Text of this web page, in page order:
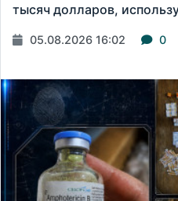
тысяч долларов,
05.08.2026 16:02 0